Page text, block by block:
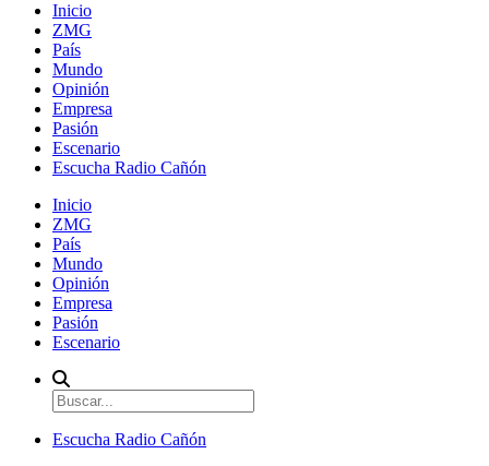
Inicio
ZMG
País
Mundo
Opinión
Empresa
Pasión
Escenario
Escucha Radio Cañón
Inicio
ZMG
País
Mundo
Opinión
Empresa
Pasión
Escenario
Escucha Radio Cañón